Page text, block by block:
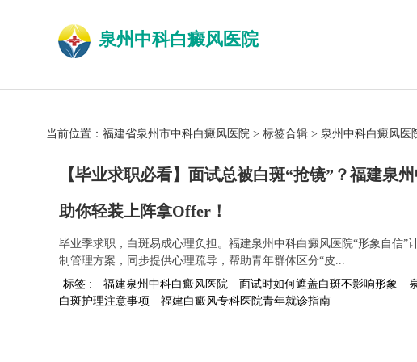
泉州中科白癜风医院
当前位置： 福建省泉州市中科白癜风医院 > 标签合辑 > 泉州中科白癜风医
【毕业求职必看】面试总被白斑“抢镜”？福建泉
助你轻装上阵拿Offer！
毕业季求职，白斑易成心理负担。福建泉州中科白癜风医院“形象自信”
制管理方案，同步提供心理疏导，帮助青年群体区分“皮...
标签 :
福建泉州中科白癜风医院 面试时如何遮盖白斑不影响形象
白斑护理注意事项
福建白癜风专科医院青年就诊指南